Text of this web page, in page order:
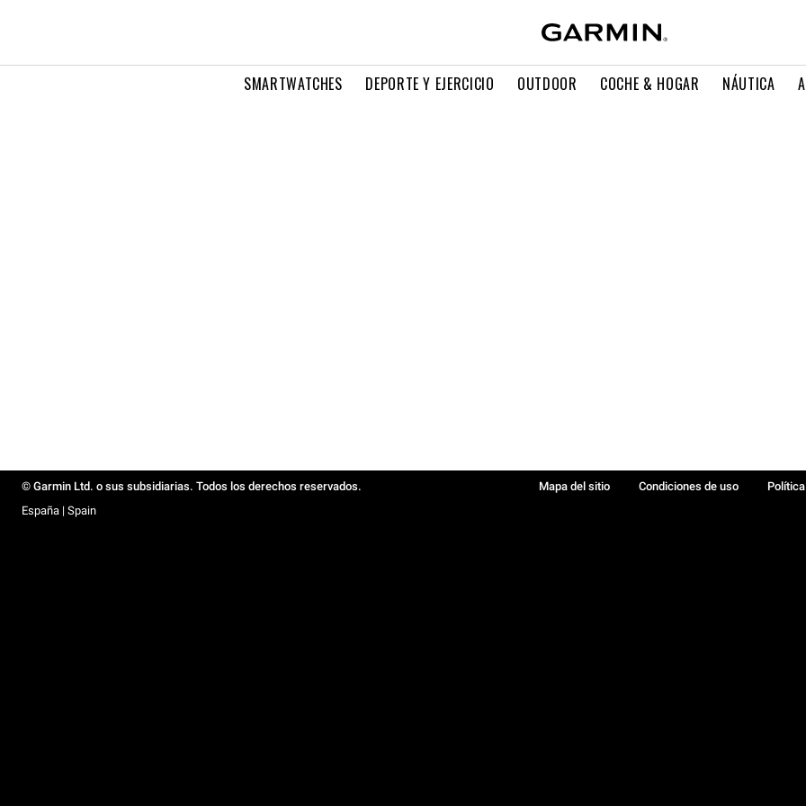
SMARTWATCHES DEPORTE Y EJERCICIO OUTDOOR COCHE & HOGAR NÁUTICA
© Garmin Ltd. o sus subsidiarias. Todos los derechos reservados. Mapa del sitio Condiciones de uso
España | Spain